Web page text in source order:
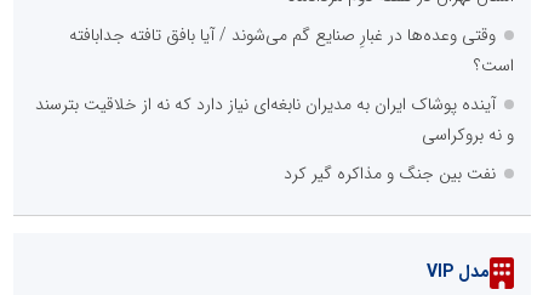
وقتی وعده‌ها در غبارِ صنایع گم می‌شوند / آیا بافق تافته جدابافته
است؟
آینده پوشاک ایران به مدیران نابغه‌ای نیاز دارد که نه از خلاقیت بترسند
و نه بروکراسی
نفت بین جنگ و مذاکره گیر کرد
مدل VIP